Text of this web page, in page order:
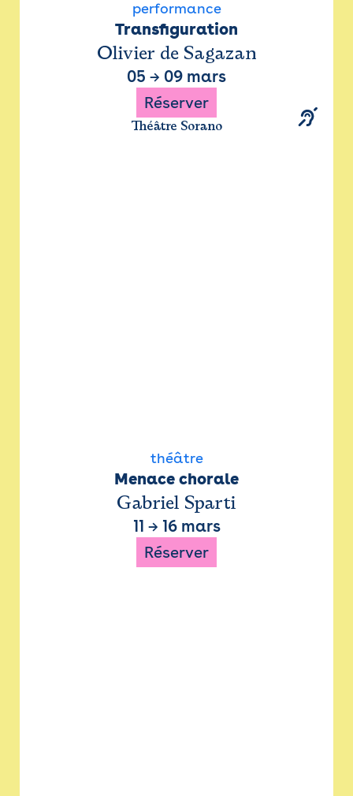
performance
Transfiguration
Olivier de Sagazan
05 → 09 mars
Réserver
Théâtre Sorano
théâtre
Menace chorale
Gabriel Sparti
11 → 16 mars
Réserver